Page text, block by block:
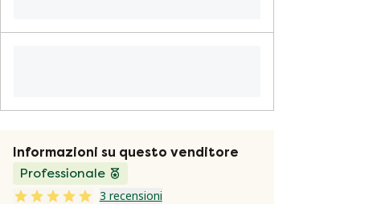
Informazioni su questo venditore
Professionale
3 recensioni